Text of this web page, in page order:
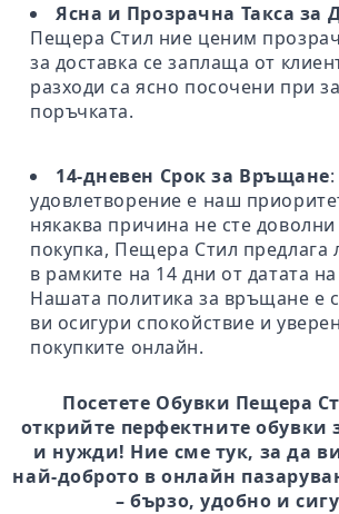
Ясна и Прозрачна Такса за
Пещера Стил ние ценим
за доставка се заплаща от
разходи са ясно посочени при
поръчката.
14-дневен Срок за Връщане
удовлетворение е наш
някаква причина не сте
покупка, Пещера Стил
в рамките на 14 дни от датата
Нашата политика за връщане е
ви осигури спокойствие и
покупките онлайн.
Посетете Обувки Пещера
открийте перфектните обувки
и нужди! Ние сме тук, за да
най-доброто в онлайн
– бързо, удобно и